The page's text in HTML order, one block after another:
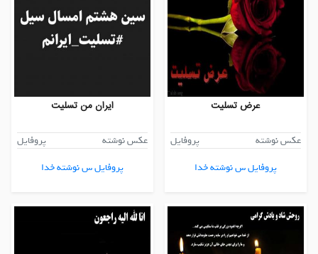
عرض تسلیت
عکس نوشته
پروفایل
پروفایل س نوشته خدا
ایران من تسلیت
عکس نوشته
پروفایل
پروفایل س نوشته خدا